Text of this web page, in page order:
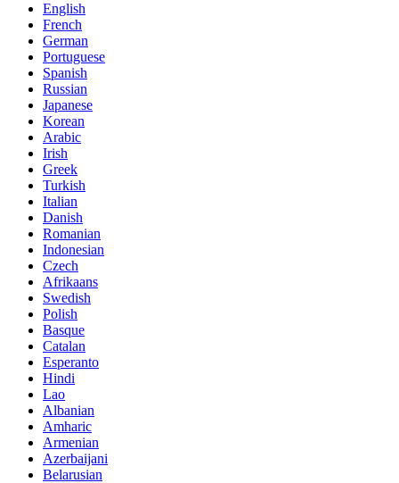
English
French
German
Portuguese
Spanish
Russian
Japanese
Korean
Arabic
Irish
Greek
Turkish
Italian
Danish
Romanian
Indonesian
Czech
Afrikaans
Swedish
Polish
Basque
Catalan
Esperanto
Hindi
Lao
Albanian
Amharic
Armenian
Azerbaijani
Belarusian